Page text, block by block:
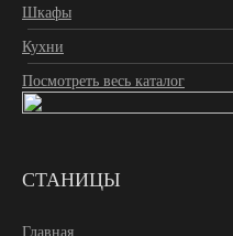
Шкафы
Кухни
Посмотреть весь каталог
СТАНИЦЫ
Главная